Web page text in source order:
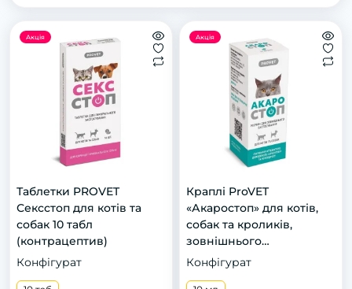
Акція
Таблетки PROVET
Сексстоп для котів та
собак 10 табл
(контрацептив)
Конфігурат
Акція
Краплі ProVET
«Акаростоп» для котів,
собак та кроликів,
зовнішнього
застосування, 10 мл
Конфігурат